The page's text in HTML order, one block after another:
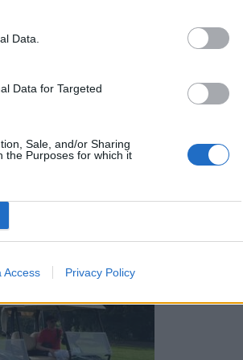
Data.
Data for Targeted
Sale, and/or Sharing
the Purposes for which it
Access Privacy Policy
outdoor e
Club di
golfistico